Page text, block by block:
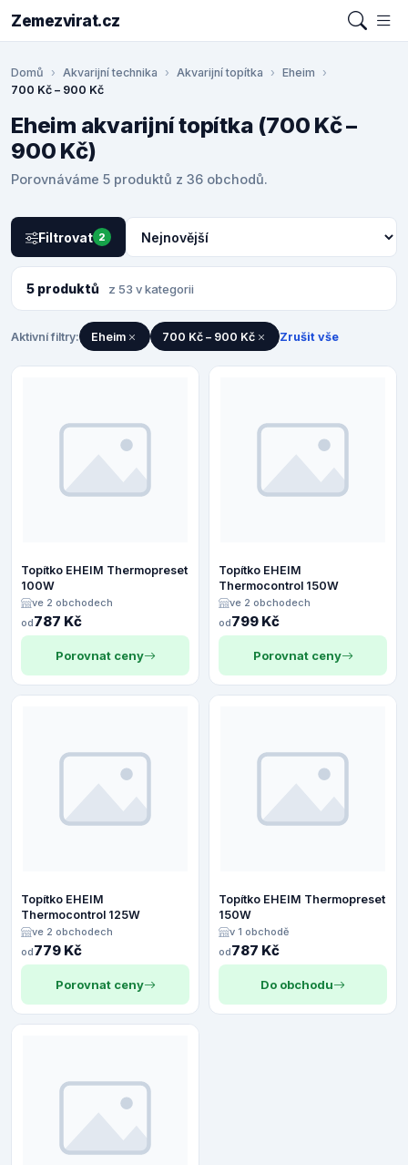
Zemezvirat.cz
Domů Akvarijní technika Akvarijní topítka
Eheim
700 Kč – 900 Kč
Eheim akvarijní topítka (700 Kč –
900 Kč)
Porovnáváme 5 produktů z 36 obchodů.
Filtrovat 2
5 produktů z 53 v kategorii
Aktivní filtry: Eheim 700 Kč – 900 Kč Zrušit vše
Topítko EHEIM Thermopreset
100W
ve 2 obchodech
od787 Kč
Porovnat ceny
Topítko EHEIM
Thermocontrol 150W
ve 2 obchodech
od799 Kč
Porovnat ceny
Topítko EHEIM
Thermocontrol 125W
ve 2 obchodech
od779 Kč
Porovnat ceny
Topítko EHEIM Thermopreset
150W
v 1 obchodě
od787 Kč
Do obchodu